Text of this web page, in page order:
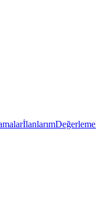
İlanlarım